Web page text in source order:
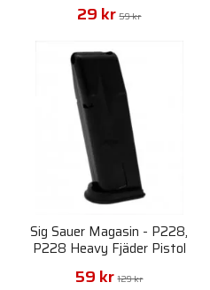
29 kr 59 kr
Sig Sauer Magasin - P228,
P228 Heavy Fjäder Pistol
59 kr 129 kr